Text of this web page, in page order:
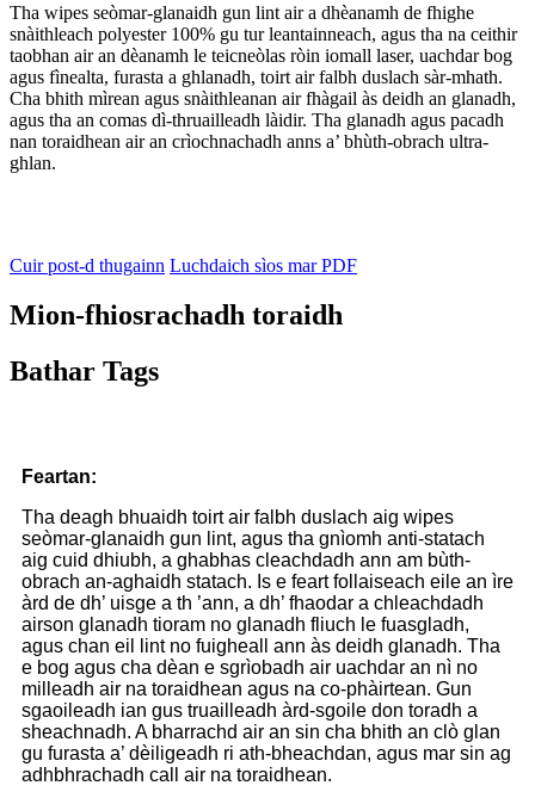
Tha wipes seòmar-glanaidh gun lint air a dhèanamh de fhighe
snàithleach polyester 100% gu tur leantainneach, agus tha na ceithir
taobhan air an dèanamh le teicneòlas ròin iomall laser, uachdar bog
agus fìnealta, furasta a ghlanadh, toirt air falbh duslach sàr-mhath.
Cha bhith mìrean agus snàithleanan air fhàgail às deidh an glanadh,
agus tha an comas dì-thruailleadh làidir. Tha glanadh agus pacadh
nan toraidhean air an crìochnachadh anns a’ bhùth-obrach ultra-
ghlan.
Cuir post-d thugainn Luchdaich sìos mar PDF
Mion-fhiosrachadh toraidh
Bathar Tags
Feartan:
Tha deagh bhuaidh toirt air falbh duslach aig wipes
seòmar-glanaidh gun lint, agus tha gnìomh anti-statach
aig cuid dhiubh, a ghabhas cleachdadh ann am bùth-
obrach an-aghaidh statach. Is e feart follaiseach eile an ìre
àrd de dh’ uisge a th ’ann, a dh’ fhaodar a chleachdadh
airson glanadh tioram no glanadh fliuch le fuasgladh,
agus chan eil lint no fuigheall ann às deidh glanadh. Tha
e bog agus cha dèan e sgrìobadh air uachdar an nì no
milleadh air na toraidhean agus na co-phàirtean. Gun
sgaoileadh ian gus truailleadh àrd-sgoile don toradh a
sheachnadh. A bharrachd air an sin cha bhith an clò glan
gu furasta a’ dèiligeadh ri ath-bheachdan, agus mar sin ag
adhbhrachadh call air na toraidhean.